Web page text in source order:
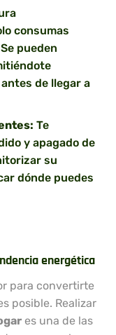
consumas
pueden
de llegar a
Te
y apagado de
su
dónde puedes
energética
para convertirte
posible. Realizar
es una de las